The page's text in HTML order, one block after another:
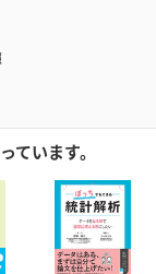
ています。